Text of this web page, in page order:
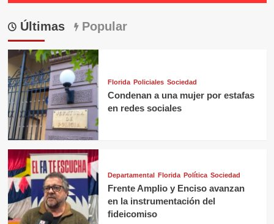
Últimas Popular
Florida Policiales Sociedad
Condenan a una mujer por estafas
en redes sociales
Departamental Florida Política Sociedad
Frente Amplio y Enciso avanzan
en la instrumentación del
fideicomiso